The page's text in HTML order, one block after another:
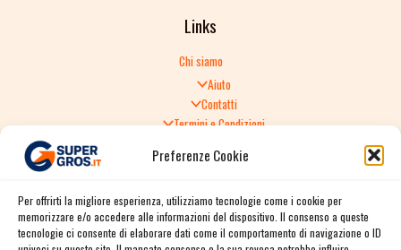
Preferenze Cookie
Per offrirti la migliore esperienza, utilizziamo tecnologie come i cookie per
memorizzare e/o accedere alle informazioni del dispositivo. Il consenso a queste
tecnologie ci consente di elaborare dati come il comportamento di navigazione o ID
Links
Chi siamo
Aiuto
Contatti
Termini e Condizioni
Politica di Reso
Spedizione e consegna
Informativa sulla Privacy
Cookie Policy